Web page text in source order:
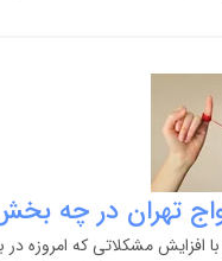
تهران در چه
با افزایش مشکلاتی که